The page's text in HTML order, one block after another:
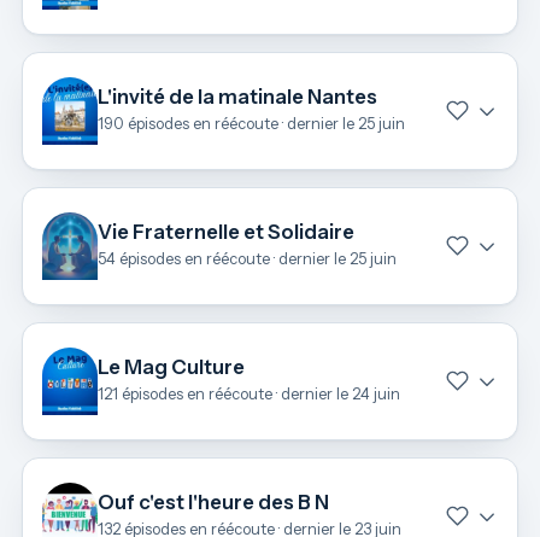
L'invité de la matinale Nantes
190 épisodes en réécoute · dernier le 25 juin
Vie Fraternelle et Solidaire
54 épisodes en réécoute · dernier le 25 juin
Le Mag Culture
121 épisodes en réécoute · dernier le 24 juin
Ouf c'est l'heure des B N
132 épisodes en réécoute · dernier le 23 juin